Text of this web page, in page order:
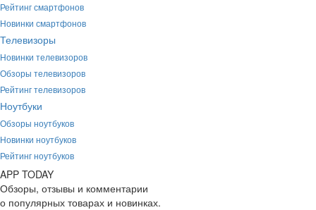
Рейтинг смартфонов
Новинки смартфонов
Телевизоры
Новинки телевизоров
Обзоры телевизоров
Рейтинг телевизоров
Ноутбуки
Обзоры ноутбуков
Новинки ноутбуков
Рейтинг ноутбуков
APP TODAY
Обзоры, отзывы и комментарии
о популярных товарах и новинках.